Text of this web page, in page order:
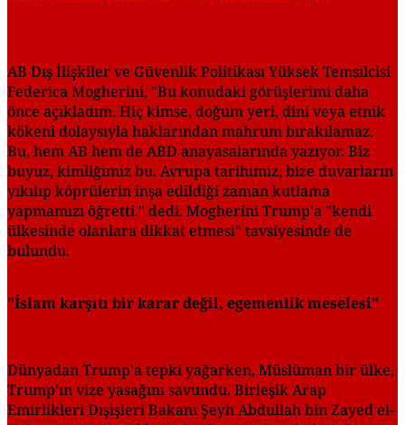
AB Dış İlişkiler ve Güvenlik Politikası Yüksek Temsilcisi
Federica Mogherini, "Bu konudaki görüşlerimi daha
önce açıkladım. Hiç kimse, doğum yeri, dini veya etnik
kökeni dolaysıyla haklarından mahrum bırakılamaz.
Bu, hem AB hem de ABD anayasalarında yazıyor. Biz
buyuz, kimliğimiz bu. Avrupa tarihimiz, bize duvarların
yıkılıp köprülerin inşa edildiği zaman kutlama
yapmamızı öğretti." dedi. Mogherini Trump'a "kendi
ülkesinde olanlara dikkat etmesi" tavsiyesinde de
bulundu.
"İslam karşıtı bir karar değil, egemenlik meselesi"
Dünyadan Trump'a tepki yağarken, Müslüman bir ülke,
Trump'ın vize yasağını savundu. Birleşik Arap
Emirlikleri Dışişleri Bakanı Şeyh Abdullah bin Zayed el-